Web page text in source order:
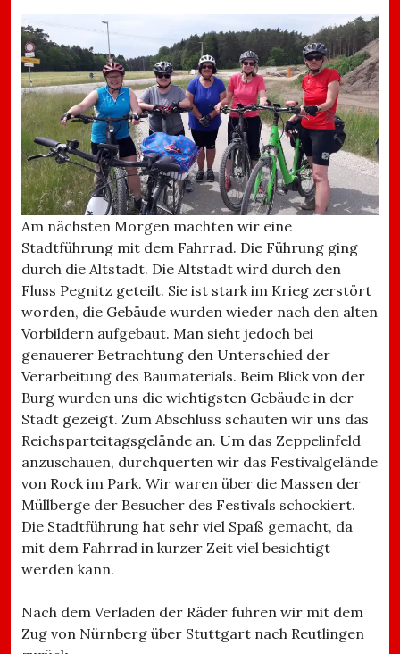
Am nächsten Morgen machten wir eine
Stadtführung mit dem Fahrrad. Die Führung ging
durch die Altstadt. Die Altstadt wird durch den
Fluss Pegnitz geteilt. Sie ist stark im Krieg zerstört
worden, die Gebäude wurden wieder nach den alten
Vorbildern aufgebaut. Man sieht jedoch bei
genauerer Betrachtung den Unterschied der
Verarbeitung des Baumaterials. Beim Blick von der
Burg wurden uns die wichtigsten Gebäude in der
Stadt gezeigt. Zum Abschluss schauten wir uns das
Reichsparteitagsgelände an. Um das Zeppelinfeld
anzuschauen, durchquerten wir das Festivalgelände
von Rock im Park. Wir waren über die Massen der
Müllberge der Besucher des Festivals schockiert.
Die Stadtführung hat sehr viel Spaß gemacht, da
mit dem Fahrrad in kurzer Zeit viel besichtigt
werden kann.
Nach dem Verladen der Räder fuhren wir mit dem
Zug von Nürnberg über Stuttgart nach Reutlingen